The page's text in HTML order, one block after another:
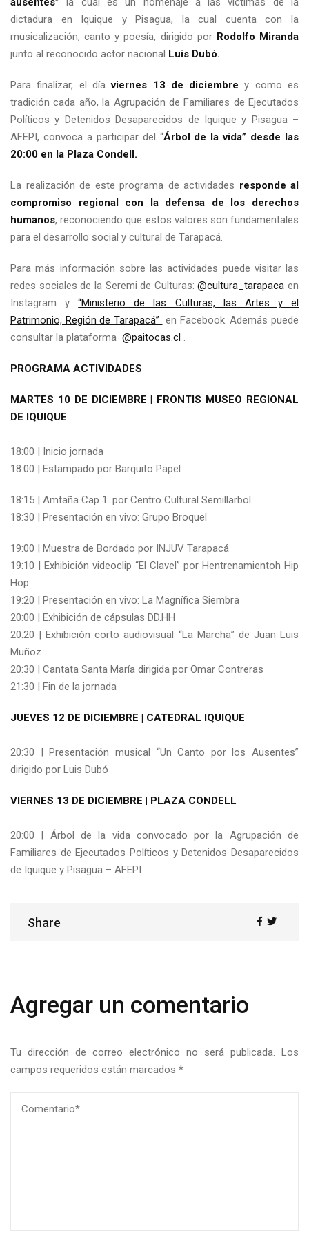
dictadura en Iquique y Pisagua, la cual cuenta con la
musicalización, canto y poesía, dirigido por Rodolfo Miranda
junto al reconocido actor nacional Luis Dubó.
Para finalizar, el díaviernes 13 de diciembrey como es
tradición cada año, la Agrupación de Familiares de Ejecutados
Políticos y Detenidos Desaparecidos de Iquique y Pisagua –
AFEPI, convoca a participar del “Árbol de la vida” desde las
20:00 en la Plaza Condell.
La realización de este programa de actividades responde al
compromiso regional con la defensa de los derechos
humanos, reconociendo que estos valores son fundamentales
para el desarrollo social y cultural de Tarapacá.
Para más información sobre las actividades puede visitar las
redes sociales de la Seremi de Culturas:@cultura_tarapaca en
Instagram y“Ministerio de las Culturas, las Artes y el
Patrimonio, Región de Tarapacá” en Facebook. Además puede
consultar la plataforma @paitocas.cl .
PROGRAMA ACTIVIDADES
MARTES 10 DE DICIEMBRE | FRONTIS MUSEO REGIONAL
DE IQUIQUE
18:00 | Inicio jornada
18:00 | Estampado por Barquito Papel
18:15 | Amtaña Cap 1. por Centro Cultural Semillarbol
18:30 | Presentación en vivo: Grupo Broquel
19:00 | Muestra de Bordado por INJUV Tarapacá
19:10 | Exhibición videoclip “El Clavel” por Hentrenamientoh Hip
Hop
19:20 | Presentación en vivo: La Magnífica Siembra
20:00 | Exhibición de cápsulas DD.HH
20:20 | Exhibición corto audiovisual “La Marcha” de Juan Luis
Muñoz
20:30 | Cantata Santa María dirigida por Omar Contreras
21:30 | Fin de la jornada
JUEVES 12 DE DICIEMBRE | CATEDRAL IQUIQUE
20:30 | Presentación musical “Un Canto por los Ausentes”
dirigido por Luis Dubó
VIERNES 13 DE DICIEMBRE | PLAZA CONDELL
20:00 | Árbol de la vida convocado por la Agrupación de
Familiares de Ejecutados Políticos y Detenidos Desaparecidos
de Iquique y Pisagua – AFEPI.
Share
Share
Agregar un comentario
Tu dirección de correo electrónico no será publicada. Los
campos requeridos están marcados *